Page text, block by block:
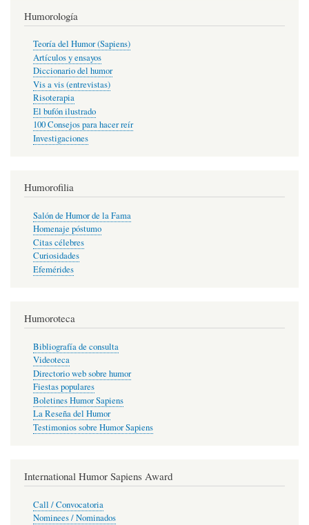
Humorología
Teoría del Humor (Sapiens)
Artículos y ensayos
Diccionario del humor
Vis a vis (entrevistas)
Risoterapia
El bufón ilustrado
100 Consejos para hacer reír
Investigaciones
Humorofilia
Salón de Humor de la Fama
Homenaje póstumo
Citas célebres
Curiosidades
Efemérides
Humoroteca
Bibliografía de consulta
Videoteca
Directorio web sobre humor
Fiestas populares
Boletines Humor Sapiens
La Reseña del Humor
Testimonios sobre Humor Sapiens
International Humor Sapiens Award
Call / Convocatoria
Nominees / Nominados